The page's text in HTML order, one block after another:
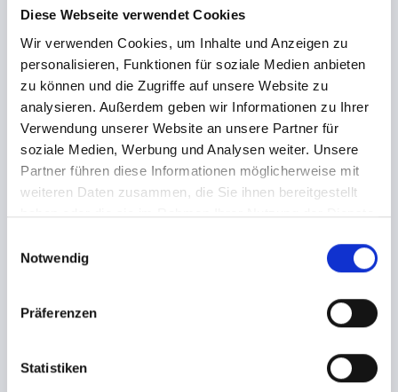
Diese Webseite verwendet Cookies
Wir verwenden Cookies, um Inhalte und Anzeigen zu
personalisieren, Funktionen für soziale Medien anbieten
zu können und die Zugriffe auf unsere Website zu
analysieren. Außerdem geben wir Informationen zu Ihrer
Verwendung unserer Website an unsere Partner für
soziale Medien, Werbung und Analysen weiter. Unsere
Partner führen diese Informationen möglicherweise mit
weiteren Daten zusammen, die Sie ihnen bereitgestellt
haben oder die sie im Rahmen Ihrer Nutzung der Dienste
Notwendig
Präferenzen
Statistiken
entfernen.
Hinweis Veranstalter
CAP SAN DISCO
HAFENGEBURTSTAG
DANCEFLOORS +